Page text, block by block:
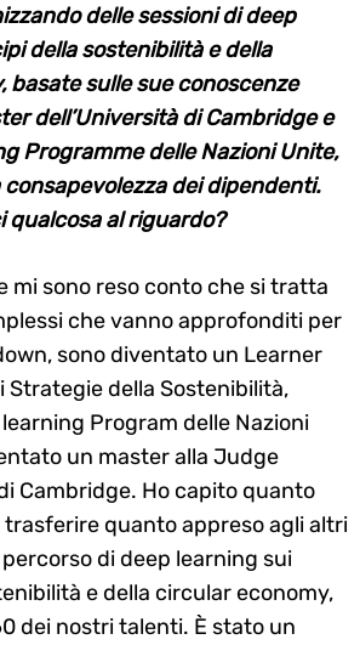
delle sessioni di deep
della sostenibilità e della
basate sulle sue conoscenze
dell’Università di Cambridge e
Programme delle Nazioni Unite,
dei dipendenti.
qualcosa al riguardo?
mi sono reso conto che si tratta
che vanno approfonditi per
sono diventato un Learner
Strategie della Sostenibilità,
Program delle Nazioni
un master alla Judge
Cambridge. Ho capito quanto
quanto appreso agli altri
di deep learning sui
e della circular economy,
dei nostri talenti. È stato un